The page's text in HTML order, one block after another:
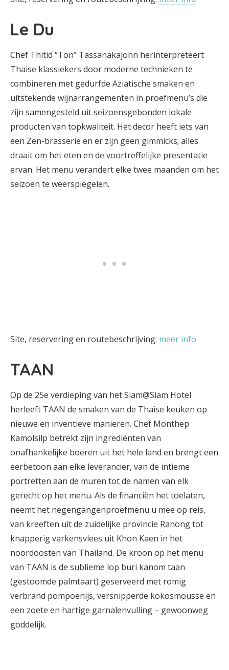
Le Du
Chef Thitid “Ton” Tassanakajohn herinterpreteert
Thaise klassiekers door moderne technieken te
combineren met gedurfde Aziatische smaken en
uitstekende wijnarrangementen in proefmenu’s die
zijn samengesteld uit seizoensgebonden lokale
producten van topkwaliteit. Het decor heeft iets van
een Zen-brasserie en er zijn geen gimmicks; alles
draait om het eten en de voortreffelijke presentatie
ervan. Het menu verandert elke twee maanden om het
seizoen te weerspiegelen.
Site, reservering en routebeschrijving: meer info
TAAN
Op de 25e verdieping van het Siam@Siam Hotel
herleeft TAAN de smaken van de Thaise keuken op
nieuwe en inventieve manieren. Chef Monthep
Kamolsilp betrekt zijn ingrediënten van
onafhankelijke boeren uit het hele land en brengt een
eerbetoon aan elke leverancier, van de intieme
portretten aan de muren tot de namen van elk
gerecht op het menu. Als de financiën het toelaten,
neemt het negengangenproefmenu u mee op reis,
van kreeften uit de zuidelijke provincie Ranong tot
knapperig varkensvlees uit Khon Kaen in het
noordoosten van Thailand. De kroon op het menu
van TAAN is de sublieme lop buri kanom taan
(gestoomde palmtaart) geserveerd met romig
verbrand pompoenijs, versnipperde kokosmousse en
een zoete en hartige garnalenvulling – gewoonweg
goddelijk.